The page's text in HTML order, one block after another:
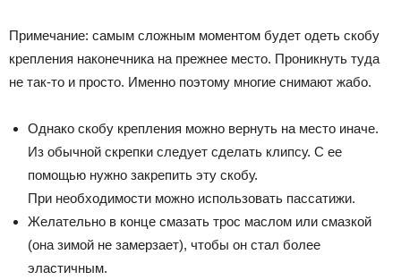
Примечание: самым сложным моментом будет одеть скобу
крепления наконечника на прежнее место. Проникнуть туда
не так-то и просто. Именно поэтому многие снимают жабо.
Однако скобу крепления можно вернуть на место иначе.
Из обычной скрепки следует сделать клипсу. С ее
помощью нужно закрепить эту скобу.
При необходимости можно использовать пассатижи.
Желательно в конце смазать трос маслом или смазкой
(она зимой не замерзает), чтобы он стал более
эластичным.